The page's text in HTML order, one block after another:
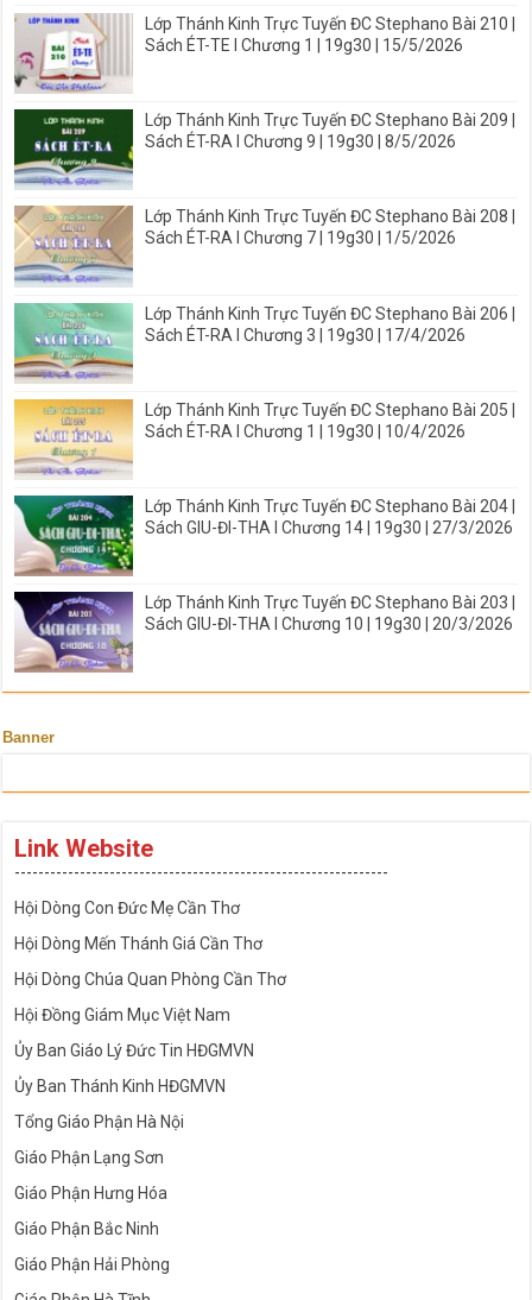
Lớp Thánh Kinh Trực Tuyến ĐC Stephano Bài 210 |
Sách ÉT-TE I Chương 1 | 19g30 | 15/5/2026
Lớp Thánh Kinh Trực Tuyến ĐC Stephano Bài 209 |
Sách ÉT-RA I Chương 9 | 19g30 | 8/5/2026
Lớp Thánh Kinh Trực Tuyến ĐC Stephano Bài 208 |
Sách ÉT-RA I Chương 7 | 19g30 | 1/5/2026
Lớp Thánh Kinh Trực Tuyến ĐC Stephano Bài 206 |
Sách ÉT-RA I Chương 3 | 19g30 | 17/4/2026
Lớp Thánh Kinh Trực Tuyến ĐC Stephano Bài 205 |
Sách ÉT-RA I Chương 1 | 19g30 | 10/4/2026
Lớp Thánh Kinh Trực Tuyến ĐC Stephano Bài 204 |
Sách GIU-ĐI-THA I Chương 14 | 19g30 | 27/3/2026
Lớp Thánh Kinh Trực Tuyến ĐC Stephano Bài 203 |
Sách GIU-ĐI-THA I Chương 10 | 19g30 | 20/3/2026
Banner
Link Website
---------------------------------------------------------------
Hội Dòng Con Đức Mẹ Cần Thơ
Hội Dòng Mến Thánh Giá Cần Thơ
Hội Dòng Chúa Quan Phòng Cần Thơ
Hội Đồng Giám Mục Việt Nam
Ủy Ban Giáo Lý Đức Tin HĐGMVN
Ủy Ban Thánh Kinh HĐGMVN
Tổng Giáo Phận Hà Nội
Giáo Phận Lạng Sơn
Giáo Phận Hưng Hóa
Giáo Phận Bắc Ninh
Giáo Phận Hải Phòng